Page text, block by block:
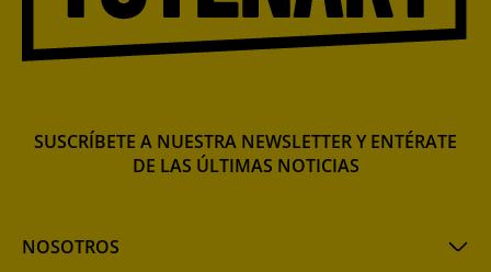
NOSOTROS
SUSCRÍBETE A NUESTRA NEWSLETTER Y ENTÉRATE
DE LAS ÚLTIMAS NOTICIAS